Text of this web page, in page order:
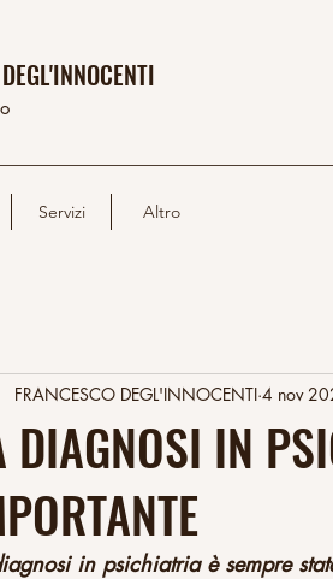
Servizi Altro
DIAGNOSI IN
FRANCESCO DEGL'INNOCENTI 4 nov
in psichiatria è sempre